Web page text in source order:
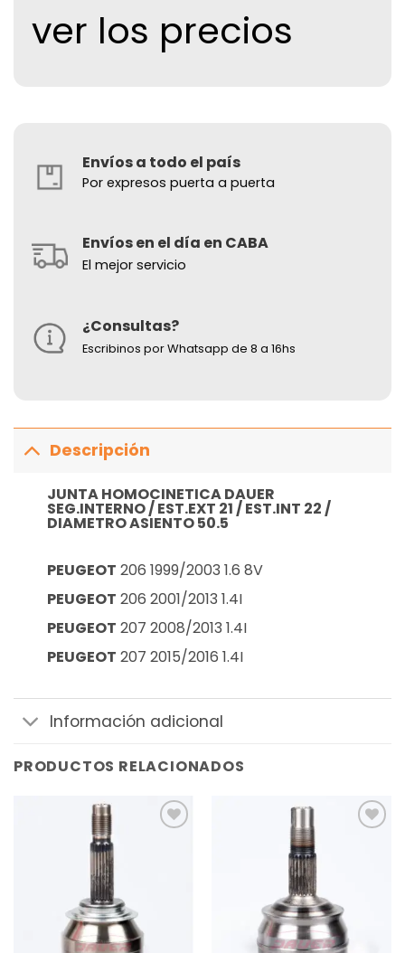
ver los precios
Envíos a todo el país
Por expresos puerta a puerta
Envíos en el día en CABA
El mejor servicio
¿Consultas?
Escribinos por Whatsapp de 8 a 16hs
Descripción
JUNTA HOMOCINETICA DAUER
SEG.INTERNO / EST.EXT 21 / EST.INT 22 /
DIAMETRO ASIENTO 50.5
PEUGEOT 206 1999/2003 1.6 8V
PEUGEOT 206 2001/2013 1.4I
PEUGEOT 207 2008/2013 1.4I
PEUGEOT 207 2015/2016 1.4I
Información adicional
PRODUCTOS RELACIONADOS